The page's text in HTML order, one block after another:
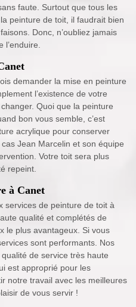
faute. Surtout que tous les
peinture de toit, il faudrait bien
Donc, n’oubliez jamais
demander la mise en peinture
l’existence de votre
Quoi que la peinture
bon vous semble, c’est
acrylique pour conserver
Jean Marcelin et son équipe
Votre toit sera plus
repeint.
à Canet
services de peinture de toit à
qualité et complétés de
le plus avantageux. Si vous
sont performants. Nos
de service très haute
est approprié pour les
notre travail avec les meilleures
de vous servir !